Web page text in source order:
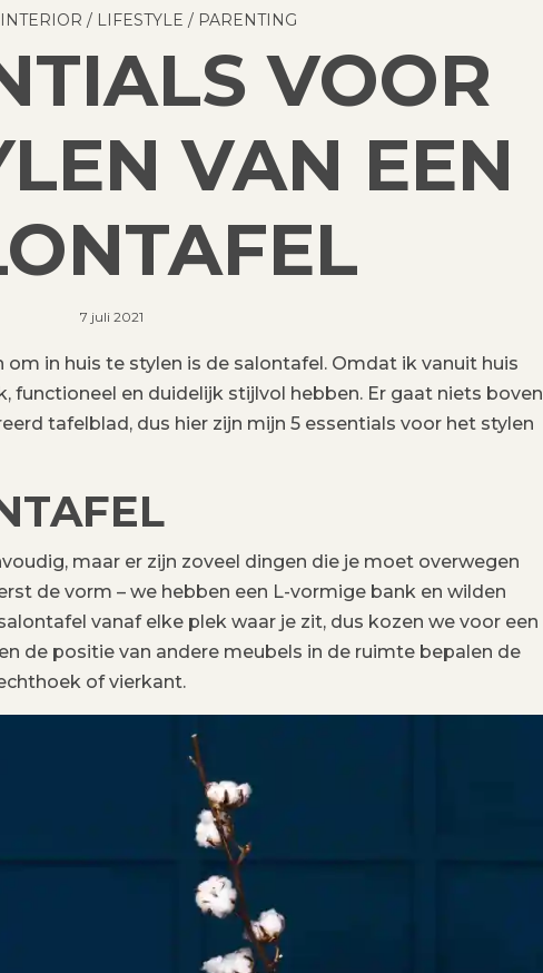
/ LIFESTYLE / PARENTING
VOOR
VAN EEN
7 juli 2021
in huis te stylen is de salontafel. Omdat ik vanuit huis
functioneel en duidelijk stijlvol hebben. Er gaat niets boven
tafelblad, dus hier zijn mijn 5 essentials voor het stylen
maar er zijn zoveel dingen die je moet overwegen
de vorm – we hebben een L-vormige bank en wilden
vanaf elke plek waar je zit, dus kozen we voor een
de positie van andere meubels in de ruimte bepalen de
of vierkant.